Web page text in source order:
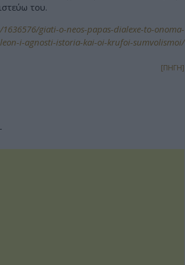
του.
giati-o-neos-papas-dialexe-to-onoma-
leon-i-agnosti-istoria-kai-oi-krufoi-sumvolismoi/
[ΠΗΓΗ]